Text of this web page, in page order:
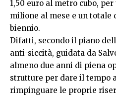
1,50 euro al metro cubo,
milione al mese e un
biennio.
Difatti, secondo il piano
anti-siccità, guidata da
almeno due anni di piena
strutture per dare il tempo
rimpinguare le proprie